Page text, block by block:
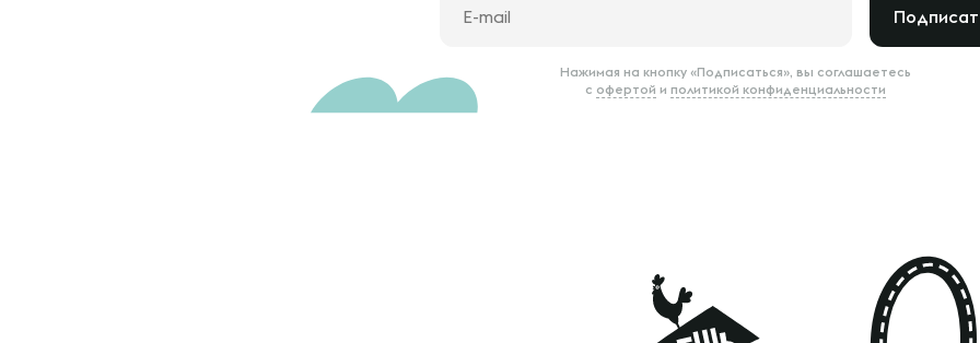
Нажимая на кнопку «Подписаться», вы соглашаетесь
с офертой и политикой конфиденциальности